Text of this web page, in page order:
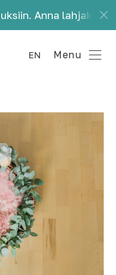
Anna lahjaksi
EN Menu